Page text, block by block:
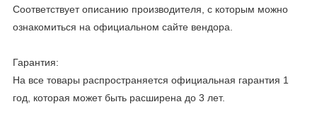
Соответствует описанию производителя, с которым можно
ознакомиться на официальном сайте вендора.
Гарантия:
На все товары распространяется официальная гарантия 1
год, которая может быть расширена до 3 лет.